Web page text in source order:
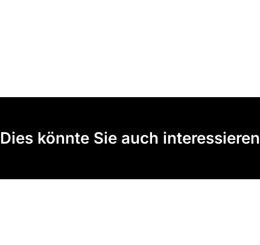
Dies könnte Sie auch interessieren